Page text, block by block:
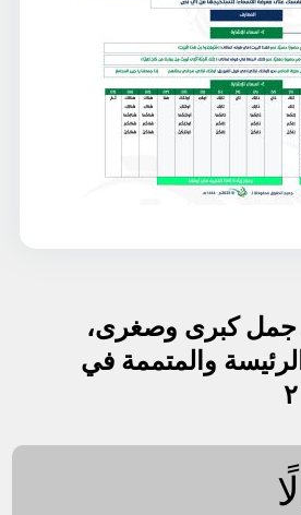
جمل كبرى وصغرى،
والمتممة في